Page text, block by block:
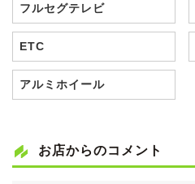
フルセグテレビ
ETC
アルミホイール
お店からのコメント